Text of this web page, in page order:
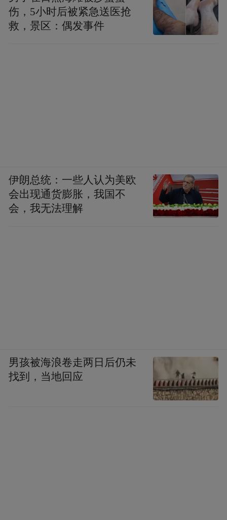
伤，5小时后被紧急送医抢
救，景区：偶发事件
伊朗总统：一些人认为美欧
会出现通货膨胀，我国不
会，我无法理解
男孩被海浪卷走两日后仍未
找到，当地回应